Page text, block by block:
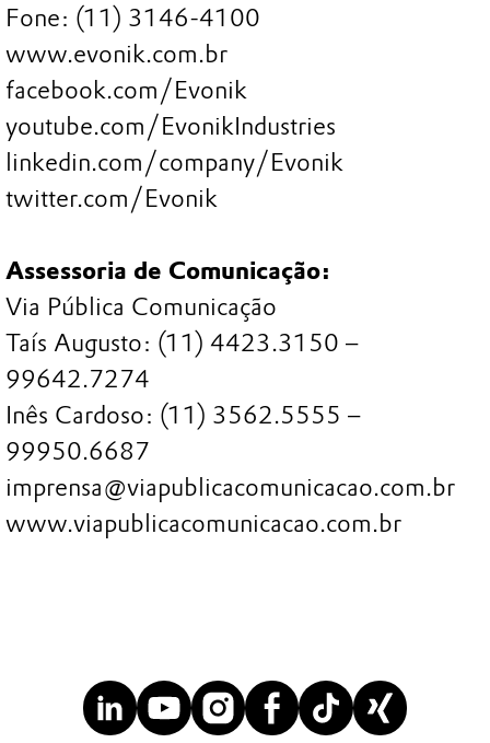
Fone: (11) 3146-4100
www.evonik.com.br
facebook.com/Evonik
youtube.com/EvonikIndustries
linkedin.com/company/Evonik
twitter.com/Evonik
Assessoria de Comunicação:
Via Pública Comunicação
Taís Augusto: (11) 4423.3150 –
99642.7274
Inês Cardoso: (11) 3562.5555 –
99950.6687
imprensa@viapublicacomunicacao.com.br
www.viapublicacomunicacao.com.br